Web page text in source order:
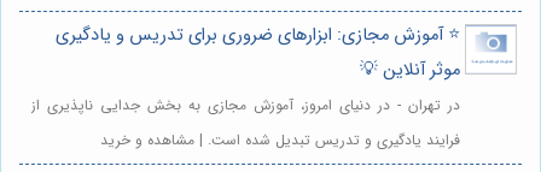
⭐️ آموزش مجازی: ابزارهای ضروری برای تدریس و یادگیری
موثر آنلاین 💡
در تهران - در دنیای امروز، آموزش مجازی به بخش جدایی ناپذیری از
فرایند یادگیری و تدریس تبدیل شده است. | مشاهده و خرید